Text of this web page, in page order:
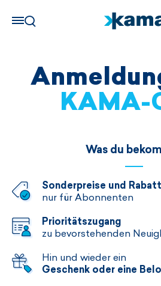
KAMA-
Was du
Sonderpreise und
nur für Abonnenten
Prioritätszugang
zu bevorstehenden
Hin und wieder ein
Geschenk oder eine